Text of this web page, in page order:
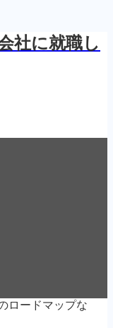
社に就職し
ロードマップな